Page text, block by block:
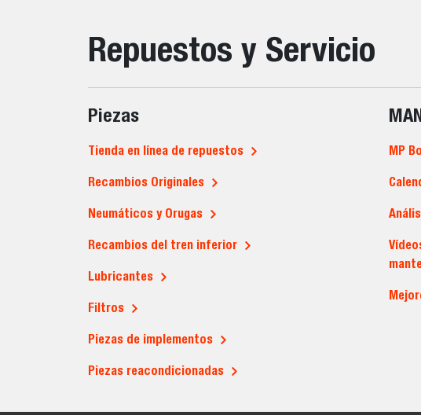
Repuestos y Servicio
MP
Piezas
Tienda en línea de repuestos
Recambios Originales
Neumáticos y Orugas
Recambios del tren inferior
Lubricantes
Filtros
Piezas de implementos
Piezas reacondicionadas